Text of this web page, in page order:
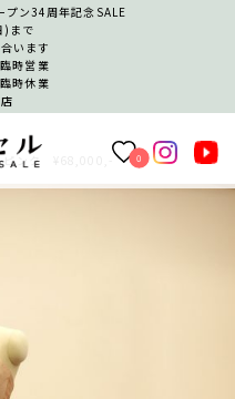
プン34周年記念SALE
)まで
います
時営業
時休業
0
ピンク ¥68,000,-